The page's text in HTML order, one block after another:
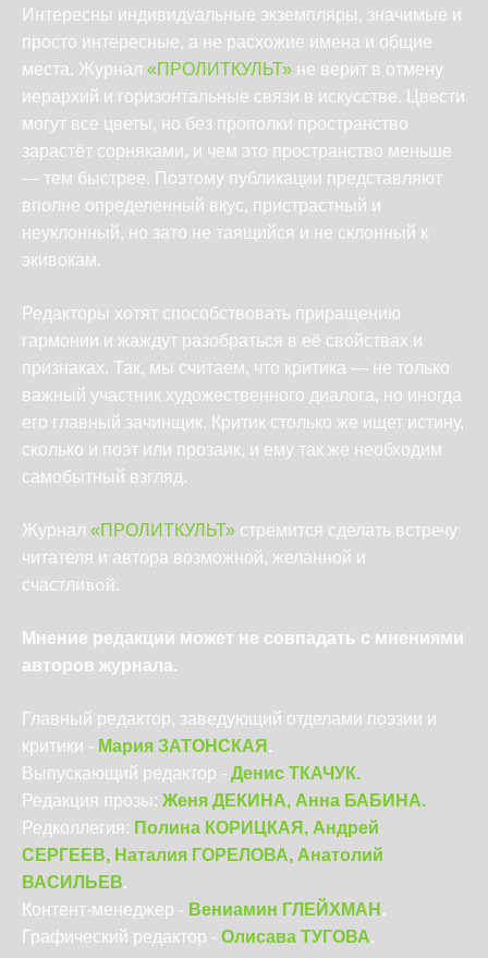
Интересны индивидуальные экземпляры, значимые и
просто интересные, а не расхожие имена и общие
места. Журнал «ПРОЛИТКУЛЬТ» не верит в отмену
иерархий и горизонтальные связи в искусстве. Цвести
могут все цветы, но без прополки пространство
зарастёт сорняками, и чем это пространство меньше
— тем быстрее. Поэтому публикации представляют
вполне определенный вкус, пристрастный и
неуклонный, но зато не таящийся и не склонный к
экивокам.
Редакторы хотят способствовать приращению
гармонии и жаждут разобраться в её свойствах и
признаках. Так, мы считаем, что критика — не только
важный участник художественного диалога, но иногда
его главный зачинщик. Критик столько же ищет истину,
сколько и поэт или прозаик, и ему так же необходим
самобытный взгляд.
Журнал «ПРОЛИТКУЛЬТ» стремится сделать встречу
читателя и автора возможной, желанной и
счастливой.
Мнение редакции может не совпадать с мнениями
авторов журнала.
Главный редактор, заведующий отделами поэзии и
критики - Мария ЗАТОНСКАЯ .
Выпускающий редактор - Денис ТКАЧУК.
Редакция прозы: Женя ДЕКИНА, Анна БАБИНА.
Редколлегия: Полина КОРИЦКАЯ , Андрей
СЕРГЕЕВ, Наталия ГОРЕЛОВА, Анатолий
ВАСИЛЬЕВ.
Контент-менеджер - Вениамин ГЛЕЙХМАН .
Графический редактор - Олисава ТУГОВА.